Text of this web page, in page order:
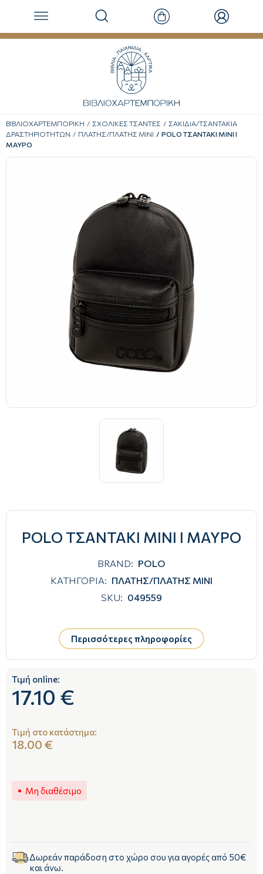
ΒΙΒΛΙΟΧΑΡΤΕΜΠΟΡΙΚΗ ΣΧΟΛΙΚΕΣ ΤΣΑΝΤΕΣ
ΣΑΚΙΔΙΑ/ΤΣΑΝΤΑΚΙΑ
ΔΡΑΣΤΗΡΙΟΤΗΤΩΝ
ΠΛΑΤΗΣ/ΠΛΑΤΗΣ ΜΙΝΙ
POLO ΤΣΑΝΤΑΚΙ MINI Ι
ΜΑΥΡΟ
POLO ΤΣΑΝΤΑΚΙ MINI Ι ΜΑΥΡΟ
BRAND: POLO
ΚΑΤΗΓΟΡΙΑ: ΠΛΑΤΗΣ/ΠΛΑΤΗΣ ΜΙΝΙ
SKU: 049559
Περισσότερες πληροφορίες
Τιμή online:
17.10 €
Τιμή στο κατάστημα:
18.00 €
Μη διαθέσιμο
Δωρεάν παράδοση στο χώρο σου για αγορές από 50€
και άνω.